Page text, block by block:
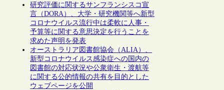
研究評価に関するサンフランシスコ宣
言（DORA）、大学・研究機関等へ新型
コロナウイルス流行中は柔軟に人事・
予算等に関する意思決定を行うことを
求めた声明を発表
オーストラリア図書館協会（ALIA）、
新型コロナウイルス感染症への国内の
図書館の対応状況や公衆衛生・渡航等
に関する公的情報の共有を目的とした
ウェブページを公開